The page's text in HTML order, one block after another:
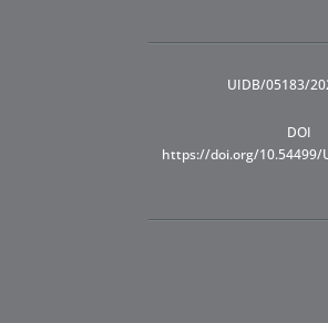
UIDB/05183/
DOI
https://doi.org/10.54499/